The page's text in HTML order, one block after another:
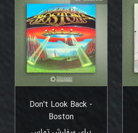
Don't Look Back -
Boston